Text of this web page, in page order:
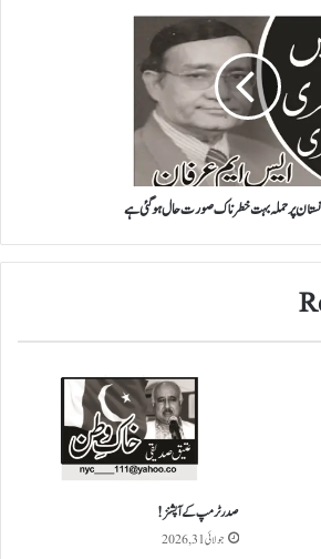
پر حملہ بہت خطرناک صورت حال ہو گئی ہے
صدر ٹرمپ کے آپشنز!
جولائی 31, 2026